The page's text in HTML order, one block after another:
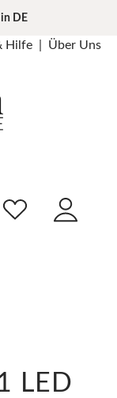
DE
Hilfe Über Uns
LED